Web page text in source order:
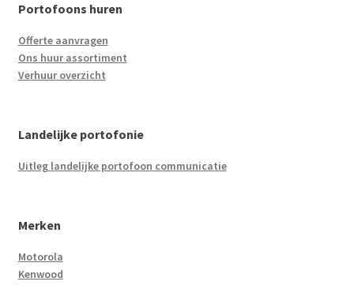
Portofoons huren
Offerte aanvragen
Ons huur assortiment
Verhuur overzicht
Landelijke portofonie
Uitleg landelijke portofoon communicatie
Merken
Motorola
Kenwood